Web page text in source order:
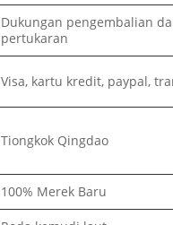
Dukungan pengembalian
pertukaran
Visa, kartu kredit, paypal,
Tiongkok Qingdao
100% Merek Baru